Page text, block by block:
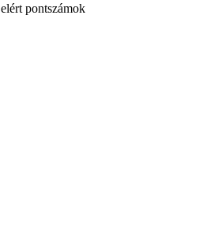
pontszámok